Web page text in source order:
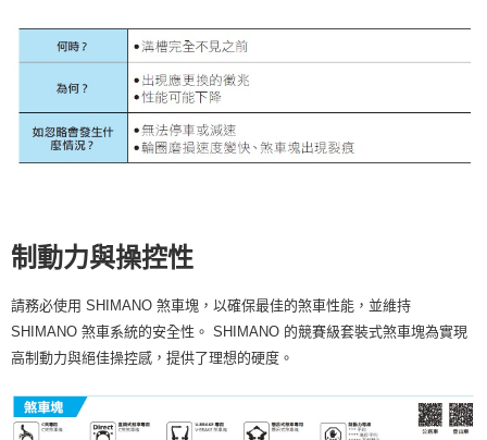
制動力與操控性
請務必使用 SHIMANO 煞車塊，以確保最佳的煞車性能，並維持
SHIMANO 煞車系統的安全性。 SHIMANO 的競賽級套裝式煞車塊為實現
高制動力與絕佳操控感，提供了理想的硬度。